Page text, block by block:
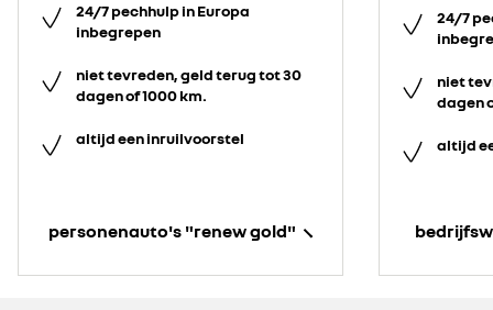
24/7 pechhulp in Europa
inbegrepen
niet tevreden, geld terug tot 30
dagen of 1000 km.
altijd een inruilvoorstel
personenauto's "renew gold"
24/7
niet
dagen
altijd